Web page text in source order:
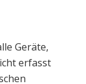
Geräte,
erfasst